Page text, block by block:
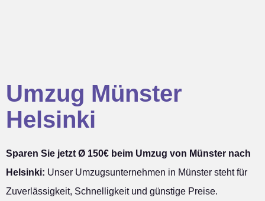
Umzug Münster
Helsinki
Sparen Sie jetzt Ø 150€ beim Umzug von Münster nach
Helsinki: Unser Umzugsunternehmen in Münster steht für
Zuverlässigkeit, Schnelligkeit und günstige Preise.